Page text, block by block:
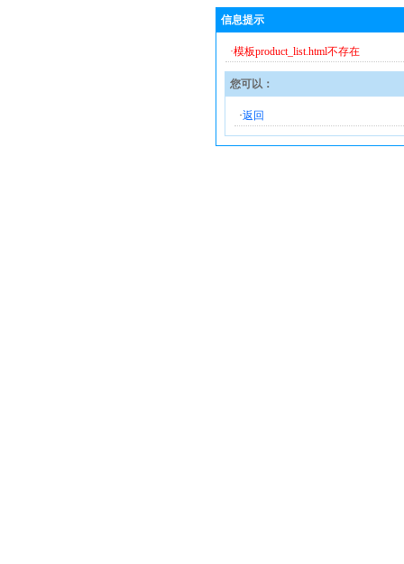
信息提示
·模板product_list.html不存在
您可以：
·返回